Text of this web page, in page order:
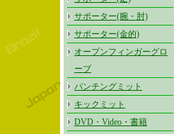
サポーター(腕・肘)
サポーター(金的)
オープンフィンガーグロ
ーブ
パンチングミット
キックミット
DVD・Video・書籍